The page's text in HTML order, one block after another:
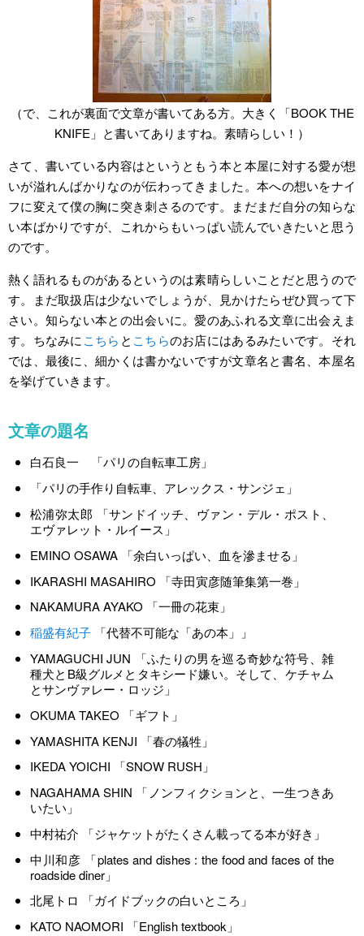
（で、これが裏面で文章が書いてある方。大きく「BOOK THE
KNIFE」と書いてありますね。素晴らしい！）
さて、書いている内容はというともう本と本屋に対する愛が想
いが溢れんばかりなのが伝わってきました。本への想いをナイ
フに変えて僕の胸に突き刺さるのです。まだまだ自分の知らな
い本ばかりですが、これからもいっぱい読んでいきたいと思う
のです。
熱く語れるものがあるというのは素晴らしいことだと思うので
す。まだ取扱店は少ないでしょうが、見かけたらぜひ買って下
さい。知らない本との出会いに。愛のあふれる文章に出会えま
す。ちなみに こちら と こちらのお店にはあるみたいです。それ
では、最後に、細かくは書かないですが文章名と書名、本屋名
を挙げていきます。
文章の題名
白石良一 「パリの自転車工房」
「パリの手作り自転車、アレックス・サンジェ」
松浦弥太郎 「サンドイッチ、ヴァン・デル・ポスト、
エヴァレット・ルイース」
EMINO OSAWA 「余白いっぱい、血を滲ませる」
IKARASHI MASAHIRO 「寺田寅彦随筆集第一巻」
NAKAMURA AYAKO 「一冊の花束」
稲盛有紀子 「代替不可能な「あの本」」
YAMAGUCHI JUN 「ふたりの男を巡る奇妙な符号、雑
種犬とB級グルメとタキシード嫌い。そして、ケチャム
とサンヴァレー・ロッジ」
OKUMA TAKEO 「ギフト」
YAMASHITA KENJI 「春の犠牲」
IKEDA YOICHI 「SNOW RUSH」
NAGAHAMA SHIN 「ノンフィクションと、一生つきあ
いたい」
中村祐介 「ジャケットがたくさん載ってる本が好き」
中川和彦 「plates and dishes : the food and faces of the
roadside diner」
北尾トロ 「ガイドブックの白いところ」
KATO NAOMORI 「English textbook」